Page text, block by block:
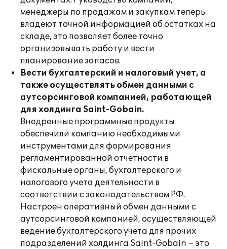
менеджеры по продажам и закупкам теперь
владеют точной информацией об остатках на
складе, это позволяет более точно
организовывать работу и вести
планирование запасов.
Вести бухгалтерский и налоговый учет, а
также осуществлять обмен данными с
аутсорсинговой компанией, работающей
для холдинга Saint-Gobain.
Внедренные программные продукты
обеспечили компанию необходимыми
инструментами для формирования
регламентированной отчетности в
фискальные органы, бухгалтерского и
налогового учета деятельности в
соответствии с законодательством РФ.
Настроен оперативный обмен данными с
аутсорсинговой компанией, осуществляющей
ведение бухгалтерского учета для прочих
подразделений холдинга Saint-Gobain – это